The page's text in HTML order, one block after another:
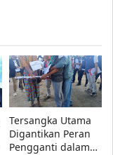
Tersangka Utama
Digantikan Peran
Pengganti dalam